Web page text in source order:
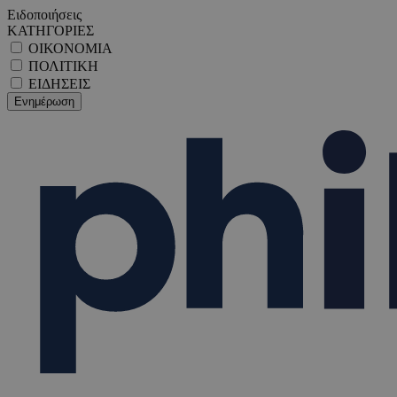
Ειδοποιήσεις
ΚΑΤΗΓΟΡΙΕΣ
ΟΙΚΟΝΟΜΙΑ
ΠΟΛΙΤΙΚΗ
ΕΙΔΗΣΕΙΣ